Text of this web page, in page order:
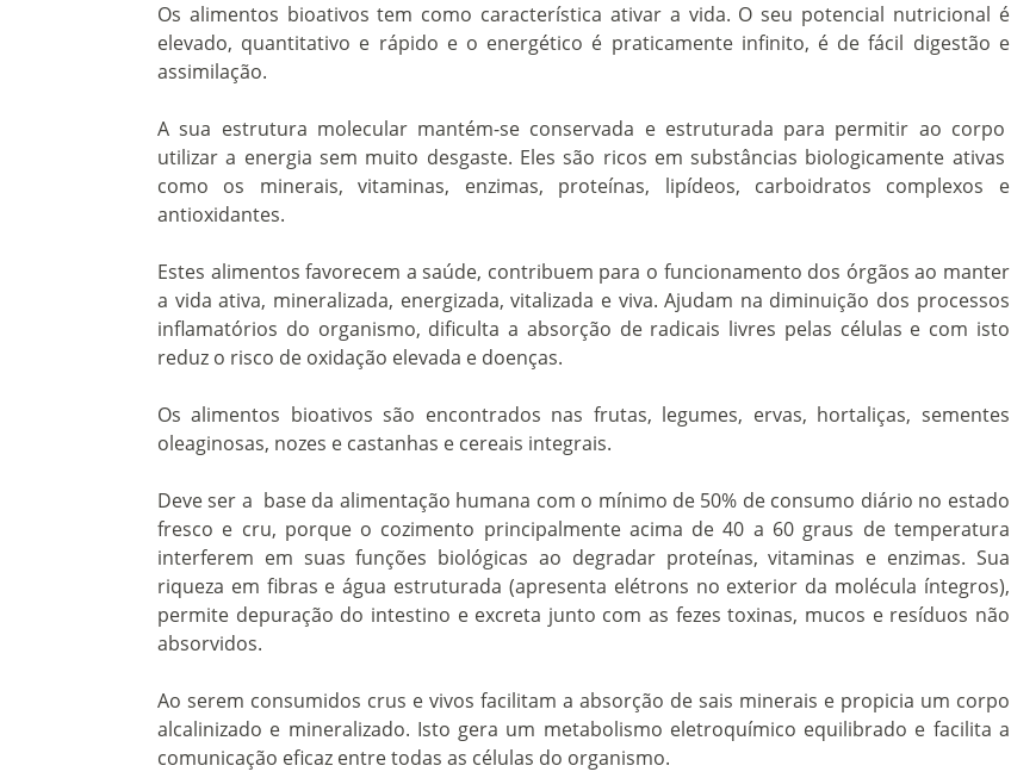
Os alimentos bioativos tem como característica ativar a vida. O seu potencial nutricional é
elevado, quantitativo e rápido e o energético é praticamente infinito, é de fácil digestão e
assimilação.
A sua estrutura molecular mantém-se conservada e estruturada para permitir ao corpo
utilizar a energia sem muito desgaste. Eles são ricos em substâncias biologicamente ativas
como os minerais, vitaminas, enzimas, proteínas, lipídeos, carboidratos complexos e
antioxidantes.
Estes alimentos favorecem a saúde, contribuem para o funcionamento dos órgãosao manter
a vida ativa, mineralizada, energizada, vitalizada e viva. Ajudam na diminuição dos processos
inflamatórios do organismo, dificulta a absorção de radicais livres pelas células e com isto
reduz o risco de oxidação elevada e doenças.
Os alimentos bioativos são encontrados nas frutas, legumes, ervas, hortaliças, sementes
oleaginosas, nozes e castanhas e cereais integrais.
Deve ser a base da alimentação humana com o mínimo de 50% de consumo diário no estado
fresco e cru, porque o cozimento principalmente acima de 40 a 60 graus de temperatura
interferem em suas funções biológicas ao degradar proteínas, vitaminas e enzimas. Sua
riqueza em fibras e água estruturada (apresenta elétrons no exterior da molécula íntegros),
permite depuração do intestino e excreta junto com as fezes toxinas, mucos e resíduos não
absorvidos.
Ao serem consumidos crus e vivos facilitam a absorção de sais minerais e propicia um corpo
alcalinizado e mineralizado. Isto gera um metabolismo eletroquímico equilibrado e facilita a
comunicação eficaz entre todas as células do organismo.